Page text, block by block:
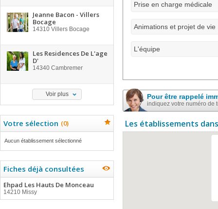
Jeanne Bacon - Villers
Bocage
14310 Villers Bocage
Les Residences De L'age
D'
14340 Cambremer
Voir plus
Votre sélection (0)
Aucun établissement sélectionné
Fiches déjà consultées
Ehpad Les Hauts De Monceau
14210 Missy
Prise en charge médicale
Animations et projet de vie
L'équipe
Pour être rappelé
indiquez votre numéro de
Les établissements